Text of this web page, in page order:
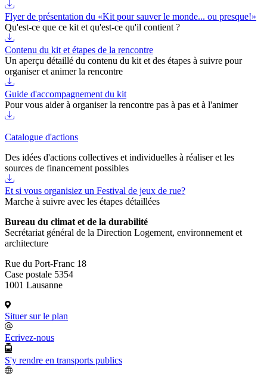
Flyer de présentation du «Kit pour sauver le monde... ou presque!»
Qu'est-ce que ce kit et qu'est-ce qu'il contient ?
Contenu du kit et étapes de la rencontre
Un aperçu détaillé du contenu du kit et des étapes à suivre pour
organiser et animer la rencontre
Guide d'accompagnement du kit
Pour vous aider à organiser la rencontre pas à pas et à l'animer
Catalogue d'actions
Des idées d'actions collectives et individuelles à réaliser et les
sources de financement possibles
Et si vous organisiez un Festival de jeux de rue?
Marche à suivre avec les étapes détaillées
Bureau du climat et de la durabilité
Secrétariat général de la Direction Logement, environnement et
architecture
Rue du Port-Franc 18
Case postale 5354
1001 Lausanne
Situer sur le plan
Ecrivez-nous
S'y rendre en transports publics